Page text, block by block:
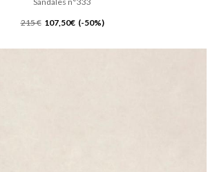
215 € 107,50€ (-50%)